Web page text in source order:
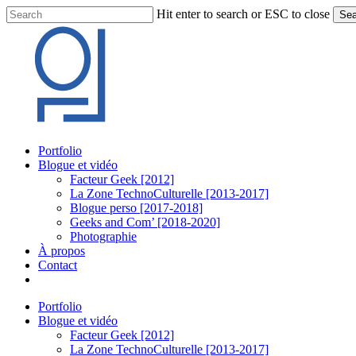
Skip
to
content
Hit enter to search or ESC to close
Search
Menu
Portfolio
Blogue et vidéo
Facteur Geek [2012]
La Zone TechnoCulturelle [2013-2017]
Blogue perso [2017-2018]
Geeks and Com’ [2018-2020]
Photographie
À propos
Contact
Portfolio
Blogue et vidéo
Facteur Geek [2012]
La Zone TechnoCulturelle [2013-2017]